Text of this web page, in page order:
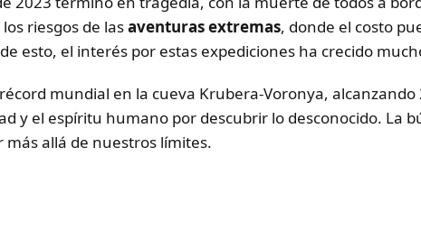
riesgos de lasaventuras extremas, donde el costo
esto, el interés por estas expediciones ha crecido
mundial en la cueva Krubera-Voronya,
y el espíritu humano por descubrir lo desconocido. La
allá de nuestros límites.